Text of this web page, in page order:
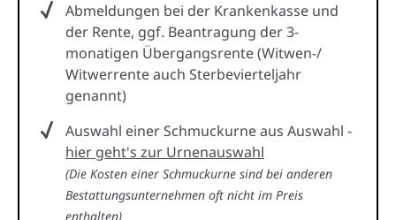
Abmeldungen bei der Krankenkasse und
der Rente, ggf. Beantragung der 3-
monatigen Übergangsrente (Witwen-/
Witwerrente auch Sterbevierteljahr
genannt)
Auswahl einer Schmuckurne aus Auswahl -
hier geht's zur Urnenauswahl
(Die Kosten einer Schmuckurne sind bei anderen
Bestattungsunternehmen oft nicht im Preis
enthalten)